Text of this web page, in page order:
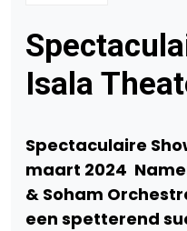
Isala
Spectaculaire
maart 2024
& Soham
een spetterend